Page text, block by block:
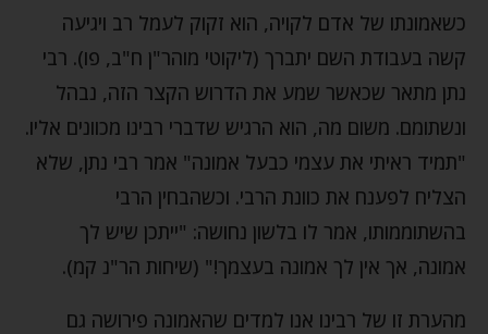
כשאמונתו של אדם לקויה, הוא זקוק לעמל רב ויגיעה
קשה בעבודת השם יתברך (ליקוטי מוהר"ן ח"ב, פו). רבי
נתן מתאר שכאשר שמע את הדרוש הקצר הזה, נבהל
ונשתומם. משום מה, הוא הרגיש שדברי רבינו מכוונים אליו.
"תמיד ראיתי את עצמי כבעל אמונה" אמר רבי נתן, שלא
הצליח לפענח את כוונת הרבי. וכשהבחין הרבי
בהשתוממותו, אמר לו בלשון נחושה: "ייתכן שיש לך
אמונה, אך אין לך אמונה בעצמך!" (שיחות הר"נ קמ).
מהערת זו של רבינו אנו למדים שהאמונה פירושה גם